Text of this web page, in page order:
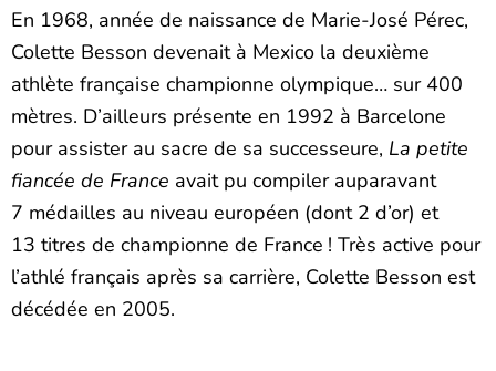
En 1968, année de naissance de Marie-José Pérec,
Colette Besson devenait à Mexico la deuxième
athlète française championne olympique… sur 400
mètres. D’ailleurs présente en 1992 à Barcelone
pour assister au sacre de sa successeure, La petite
fiancée de France avait pu compiler auparavant
7 médailles au niveau européen (dont 2 d’or) et
13 titres de championne de France ! Très active pour
l’athlé français après sa carrière, Colette Besson est
décédée en 2005.